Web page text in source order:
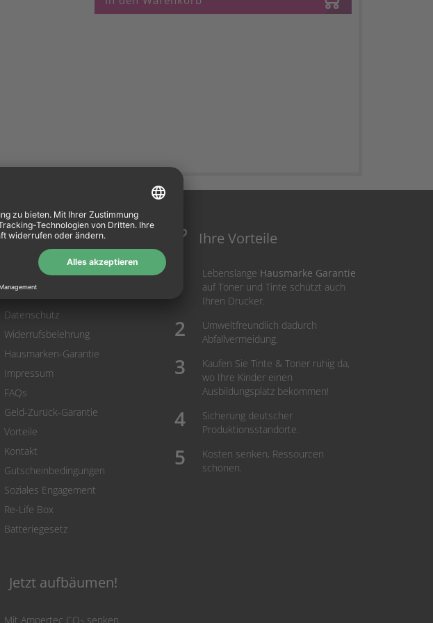
Information
Über uns
AGB
Datenschutz
Widerrufsbelehrung
Hausmarken-Garantie
Impressum
FAQs
Geld-Zurück-Garantie
Vorteile
Kontakt
Gutscheinbedingungen
Soziales Engagement
Re-Life Box
Batteriegesetz
Ihre Vorteile
Lebenslange Hausmarke Garantie
auf Toner und Tinte schützt auch
Ihren Drucker.
Umweltfreundlich dadurch
Abfallvermeidung.
Kaufen Sie Tinte & Toner ruhig da,
wo Ihre Kinder einen
Ausbildungsplatz bekommen!
Sicherung deutscher
Produktionsstandorte.
Kosten senken, Ressourcen
schonen.
Jetzt aufbäumen!
Mit Ampertec CO senken